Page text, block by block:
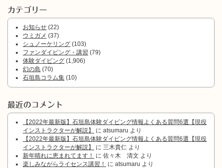
カテゴリー
お知らせ (22)
ウミガメ (37)
シュノーケリング (103)
ファンダイビング・講習 (79)
体験ダイビング (1,906)
幻の島 (70)
石垣島コラム集 (10)
最近のコメント
【2022年最新版】石垣島体験ダイビング情報よくある質問6選【現役
インストラクターが解説】
に atsumaru より
【2022年最新版】石垣島体験ダイビング情報よくある質問6選【現役
インストラクターが解説】
に 三木貴仁 より
新年晴れに恵まれてます！
に 佐々木 清文 より
楽しみながらライセンス講習！
に atsumaru より